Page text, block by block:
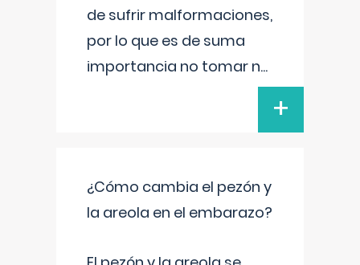
de sufrir malformaciones,
por lo que es de suma
importancia no tomar n...
+
¿Cómo cambia el pezón y
la areola en el embarazo?